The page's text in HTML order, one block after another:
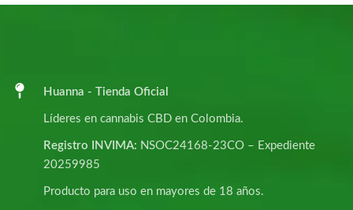
Huanna - Tienda Oficial
Líderes en cannabis CBD en Colombia.
Registro INVIMA: NSOC24168-23CO – Expediente
20259985
Producto para uso en mayores de 18 años.